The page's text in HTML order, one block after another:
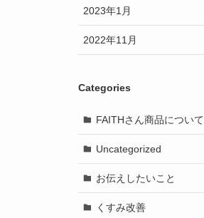
2023年1月
2022年11月
Categories
FAITHさん商品について
Uncategorized
お伝えしたいこと
くすみ改善